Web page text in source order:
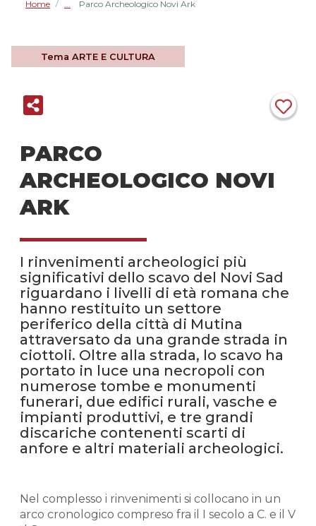
Home / Parco Archeologico Novi Ark
Tema ARTE E CULTURA
PARCO
ARCHEOLOGICO NOVI
ARK
I rinvenimenti archeologici più
significativi dello scavo del Novi Sad
riguardano i livelli di età romana che
hanno restituito un settore
periferico della città di Mutina
attraversato da una grande strada in
ciottoli. Oltre alla strada, lo scavo ha
portato in luce una necropoli con
numerose tombe e monumenti
funerari, due edifici rurali, vasche e
impianti produttivi, e tre grandi
discariche contenenti scarti di
anfore e altri materiali archeologici.
Nel complesso i rinvenimenti si collocano in un
arco cronologico compreso fra il I secolo a C. e il V